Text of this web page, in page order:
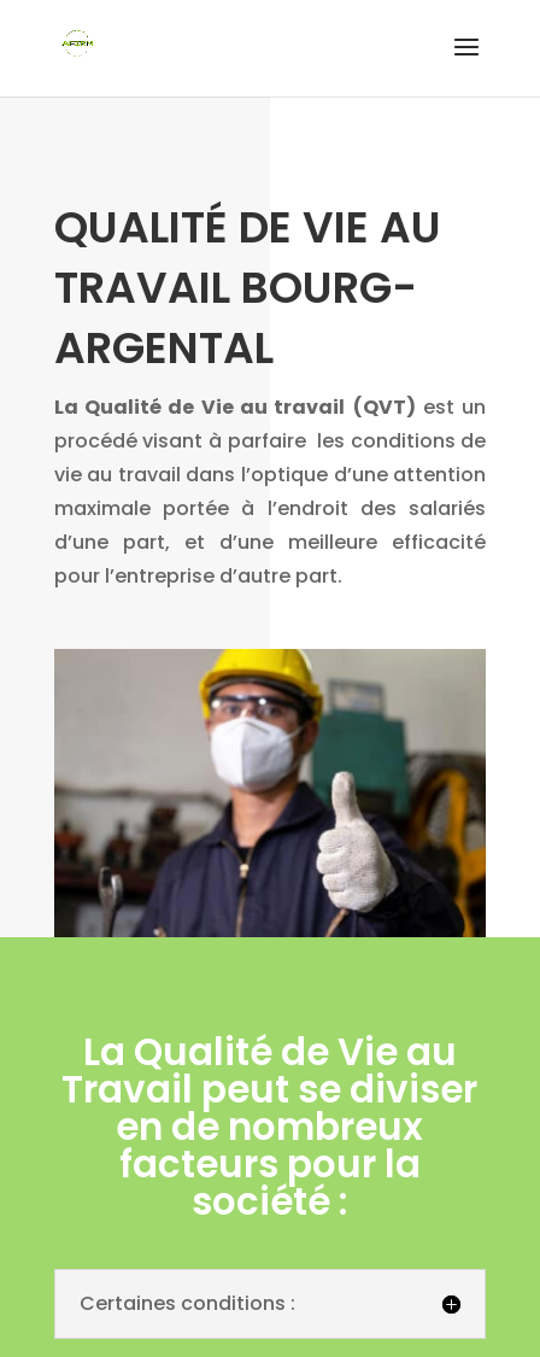
QUALITÉ DE VIE AU
TRAVAIL BOURG-
ARGENTAL
La Qualité de Vie au travail (QVT) est un
procédé visant à parfaire les conditions de
vie au travail dans l’optique d’une attention
maximale portée à l’endroit des salariés
d’une part, et d’une meilleure efficacité
pour l’entreprise d’autre part.
La Qualité de Vie au
Travail peut se diviser
en de nombreux
facteurs pour la
société :
Certaines conditions :